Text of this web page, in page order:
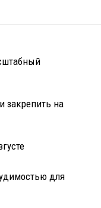
закрепить на
для